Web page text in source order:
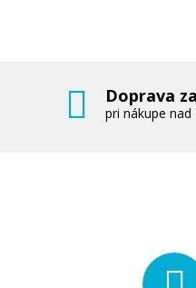
Doprava
pri nákupe nad